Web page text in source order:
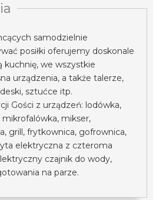
samodzielnie
posiłki oferujemy doskonale
kuchnię, we wszystkie
urządzenia, a także talerze,
sztućce itp.
Gości z urządzeń: lodówka,
mikrofalówka, mikser,
grill, frytkownica, gofrownica,
elektryczna z czteroma
czajnik do wody,
na parze.